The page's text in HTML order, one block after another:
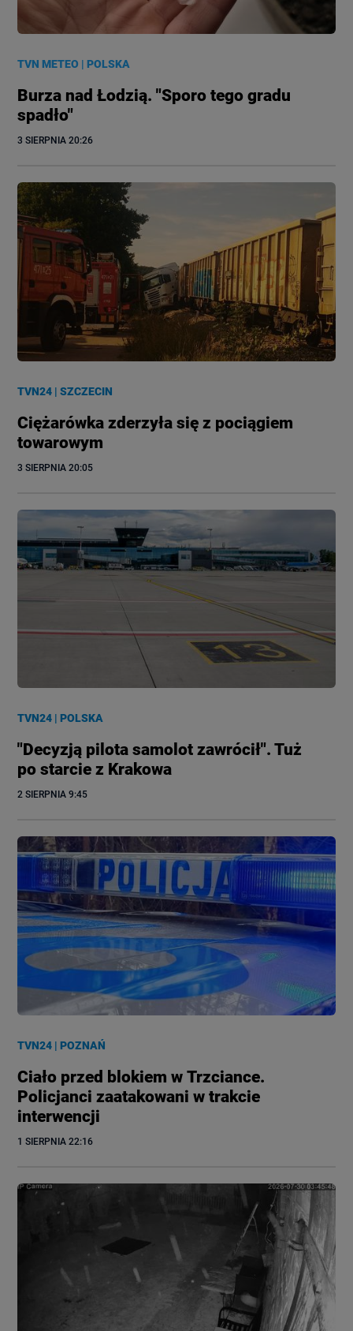
TVN METEO |POLSKA
Burza nad Łodzią. "Sporo tego gradu
spadło"
3 SIERPNIA 20:26
TVN24 |SZCZECIN
Ciężarówka zderzyła się z pociągiem
towarowym
3 SIERPNIA 20:05
TVN24 |POLSKA
"Decyzją pilota samolot zawrócił". Tuż
po starcie z Krakowa
2 SIERPNIA 9:45
TVN24 |POZNAŃ
Ciało przed blokiem w Trzciance.
Policjanci zaatakowani w trakcie
interwencji
1 SIERPNIA 22:16